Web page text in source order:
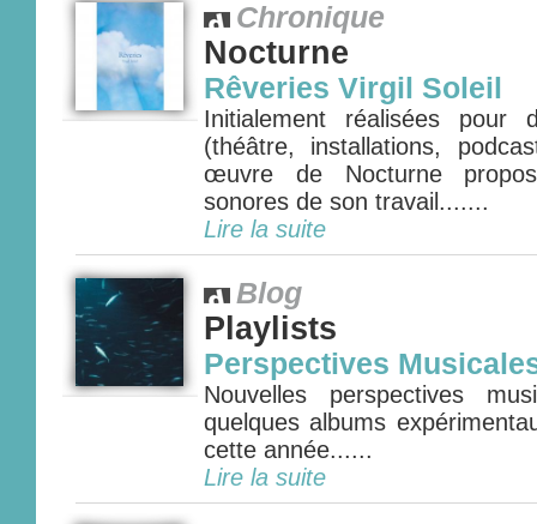
Chronique
Nocturne
Rêveries Virgil Soleil
Initialement réalisées pour
(théâtre, installations,
œuvre de Nocturne
sonores de son travail.......
Lire la suite
Blog
Playlists
Perspectives
Nouvelles perspectives
quelques albums
cette année......
Lire la suite